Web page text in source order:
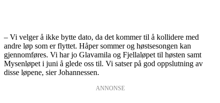
– Vi velger å ikke bytte dato, da det kommer til å kollidere med
andre løp som er flyttet. Håper sommer og høstsesongen kan
gjennomføres. Vi har jo Glavamila og Fjellaløpet til høsten samt
Mysenløpet i juni å glede oss til. Vi satser på god oppslutning av
disse løpene, sier Johannessen.
ANNONSE